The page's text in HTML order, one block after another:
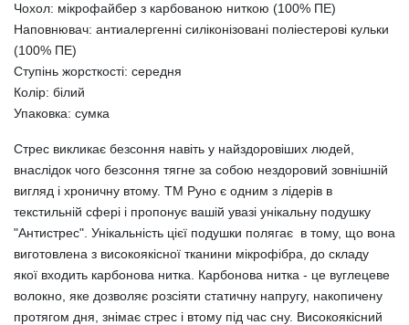
Чохол: мікрофайбер з карбованою ниткою (100% ПЕ)
Наповнювач: антиалергенні силіконізовані поліестерові кульки
(100% ПЕ)
Ступінь жорсткості: середня
Колір: білий
Упаковка: сумка
Стрес викликає безсоння навіть у найздоровіших людей,
внаслідок чого безсоння тягне за собою нездоровий зовнішній
вигляд і хроничну втому. ТМ Руно є одним з лідерів в
текстильній сфері і пропонує вашій увазі унікальну подушку
"Антистрес". Унікальність цієї подушки полягає в тому, що вона
виготовлена з високоякісної тканини мікрофібра, до складу
якої входить карбонова нитка. Карбонова нитка - це вуглецеве
волокно, яке дозволяє розсіяти статичну напругу, накопичену
протягом дня, знімає стрес і втому під час сну. Високоякісний